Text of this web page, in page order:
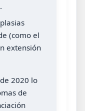
(como el
extensión
2020 lo
de